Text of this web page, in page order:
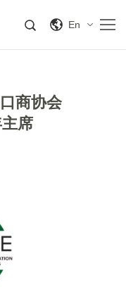
En
商协会
席